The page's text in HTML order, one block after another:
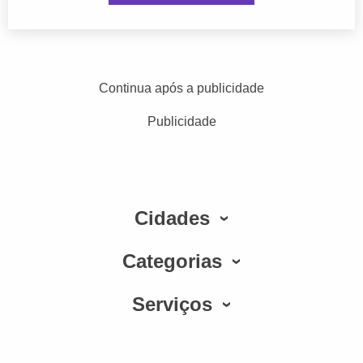
Continua após a publicidade
Publicidade
Cidades
Categorias
Serviços